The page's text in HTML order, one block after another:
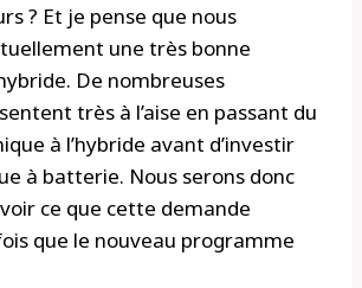
? Et je pense que nous
une très bonne
De nombreuses
très à l’aise en passant du
à l’hybride avant d’investir
à batterie. Nous serons donc
ce que cette demande
que le nouveau programme